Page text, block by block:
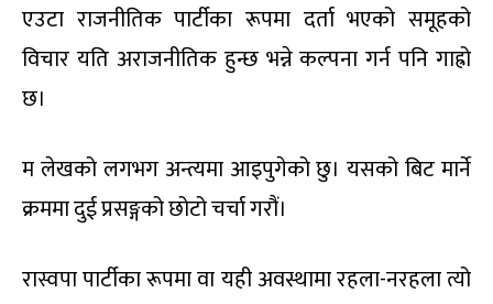
एउटा राजनीतिक पार्टीका रूपमा दर्ता भएको समूहको
विचार यति अराजनीतिक हुन्छ भन्ने कल्पना गर्न पनि गाह्रो
छ।
म लेखको लगभग अन्त्यमा आइपुगेको छु। यसको बिट मार्ने
क्रममा दुई प्रसङ्गको छोटो चर्चा गरौं।
रास्वपा पार्टीका रूपमा वा यही अवस्थामा रहला-नरहला त्यो